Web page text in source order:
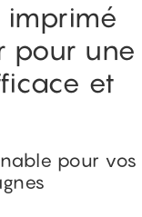
imprimé
pour une
et
pour vos